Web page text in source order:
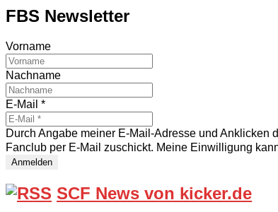
FBS Newsletter
Vorname
Nachname
E-Mail *
Durch Angabe meiner E-Mail-Adresse und Anklicken
Fanclub per E-Mail zuschickt. Meine Einwilligung
SCF News von kicker.de